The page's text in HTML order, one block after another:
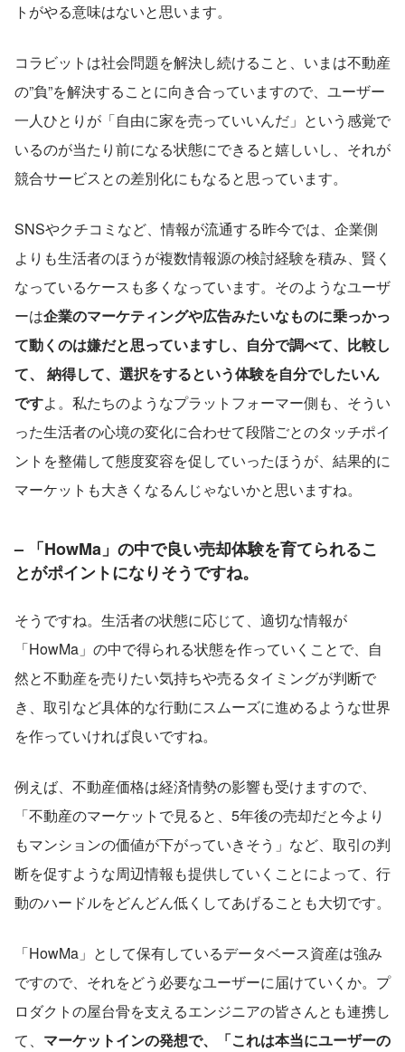
トがやる意味はないと思います。
コラビットは社会問題を解決し続けること、いまは不動産
の”負”を解決することに向き合っていますので、ユーザー
一人ひとりが「自由に家を売っていいんだ」という感覚で
いるのが当たり前になる状態にできると嬉しいし、それが
競合サービスとの差別化にもなると思っています。
SNSやクチコミなど、情報が流通する昨今では、企業側
よりも生活者のほうが複数情報源の検討経験を積み、賢く
なっているケースも多くなっています。そのようなユーザ
ーは企業のマーケティングや広告みたいなものに乗っかっ
て動くのは嫌だと思っていますし、自分で調べて、比較し
て、 納得して、選択をするという体験を自分でしたいん
ですよ。私たちのようなプラットフォーマー側も、そうい
った生活者の心境の変化に合わせて段階ごとのタッチポイ
ントを整備して態度変容を促していったほうが、結果的に
マーケットも大きくなるんじゃないかと思いますね。
– 「HowMa」の中で良い売却体験を育てられるこ
とがポイントになりそうですね。
そうですね。生活者の状態に応じて、適切な情報が
「HowMa」の中で得られる状態を作っていくことで、自
然と不動産を売りたい気持ちや売るタイミングが判断で
き、取引など具体的な行動にスムーズに進めるような世界
を作っていければ良いですね。
例えば、不動産価格は経済情勢の影響も受けますので、
「不動産のマーケットで見ると、5年後の売却だと今より
もマンションの価値が下がっていきそう」など、取引の判
断を促すような周辺情報も提供していくことによって、行
動のハードルをどんどん低くしてあげることも大切です。
「HowMa」として保有しているデータベース資産は強み
ですので、それをどう必要なユーザーに届けていくか。プ
ロダクトの屋台骨を支えるエンジニアの皆さんとも連携し
て、 マーケットインの発想で、「これは本当にユーザーの